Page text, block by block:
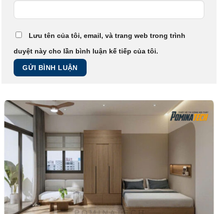
Lưu tên của tôi, email, và trang web trong trình
duyệt này cho lần bình luận kế tiếp của tôi.